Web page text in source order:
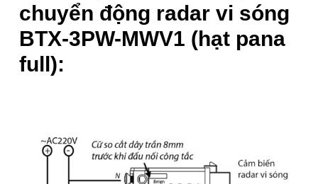
chuyển động radar vi sóng
BTX-3PW-MWV1 (hạt pana
full):
- 10 %
Công tắc Panasonic
Halumie cảm ứng hồng
ngoại Halupir WEVHPIR2
-8%
Công tắc Panasonic
Halumie cảm ứng hồng
ngoại Halupir WEVHPIR3